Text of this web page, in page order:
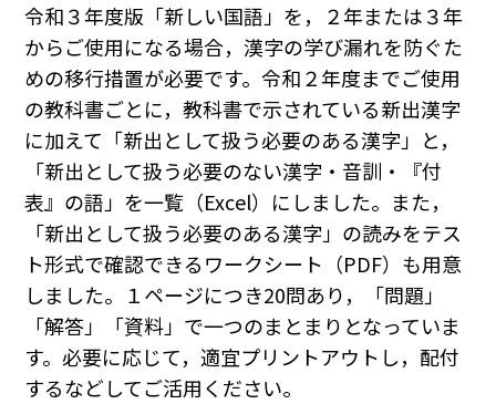
令和３年度版「新しい国語」を，２年または３年
からご使用になる場合，漢字の学び漏れを防ぐた
めの移行措置が必要です。令和２年度までご使用
の教科書ごとに，教科書で示されている新出漢字
に加えて「新出として扱う必要のある漢字」と，
「新出として扱う必要のない漢字・音訓・『付
表』の語」を一覧（Excel）にしました。また，
「新出として扱う必要のある漢字」の読みをテス
ト形式で確認できるワークシート（PDF）も用意
しました。１ページにつき20問あり，「問題」
「解答」「資料」で一つのまとまりとなっていま
す。必要に応じて，適宜プリントアウトし，配付
するなどしてご活用ください。